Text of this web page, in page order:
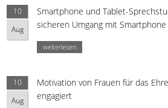
10
Aug
Smartphone und Tablet-
sicheren Umgang mit
weiterlesen
10
Aug
Motivation von Frauen für das
engagiert